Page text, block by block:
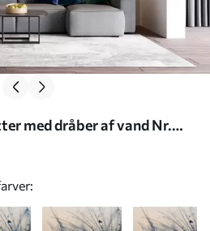
med dråber af vand Nr.